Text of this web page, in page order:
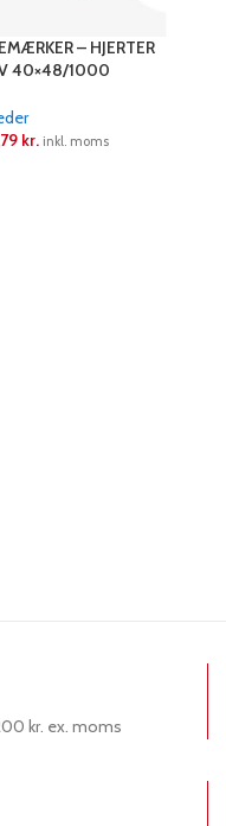
– HJERTER
40×48/1000
kr. inkl. moms
kr. ex. moms